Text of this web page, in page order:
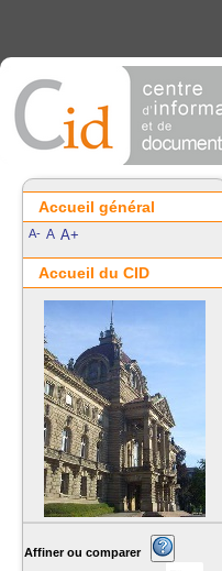
Accueil général
A- A A+
Accueil du CID
Affiner ou comparer